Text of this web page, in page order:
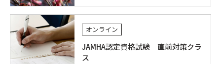
オンライン
JAMHA認定資格試験 直前対策クラ
ス